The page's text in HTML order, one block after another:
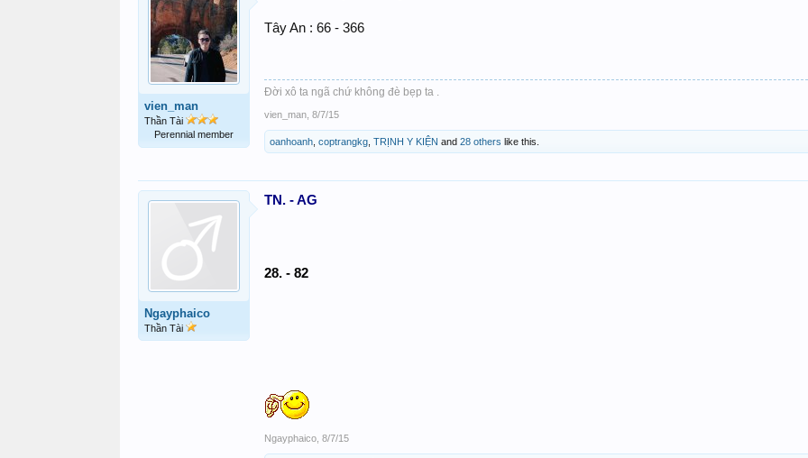
vien_man
Thần Tài
Perennial member
Tây An : 66 - 366
Đời xô ta ngã chứ không đè bẹp ta .
vien_man 8/7/15
oanhoanh coptrangkg TRỊNH Y KIỆN and 28 others like this.
Ngayphaico
Thần Tài
TN. - AG
28. - 82
Ngayphaico 8/7/15